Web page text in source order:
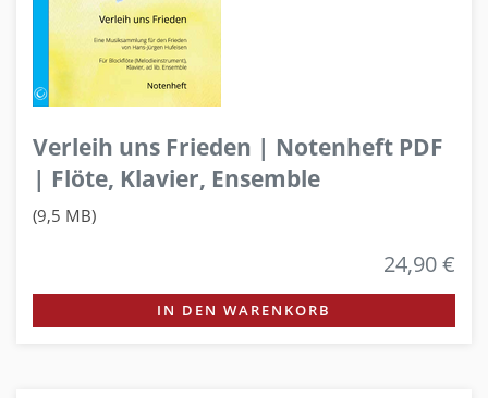
Verleih uns Frieden | Notenheft PDF
| Flöte, Klavier, Ensemble
(9,5 MB)
24,90 €
IN DEN WARENKORB